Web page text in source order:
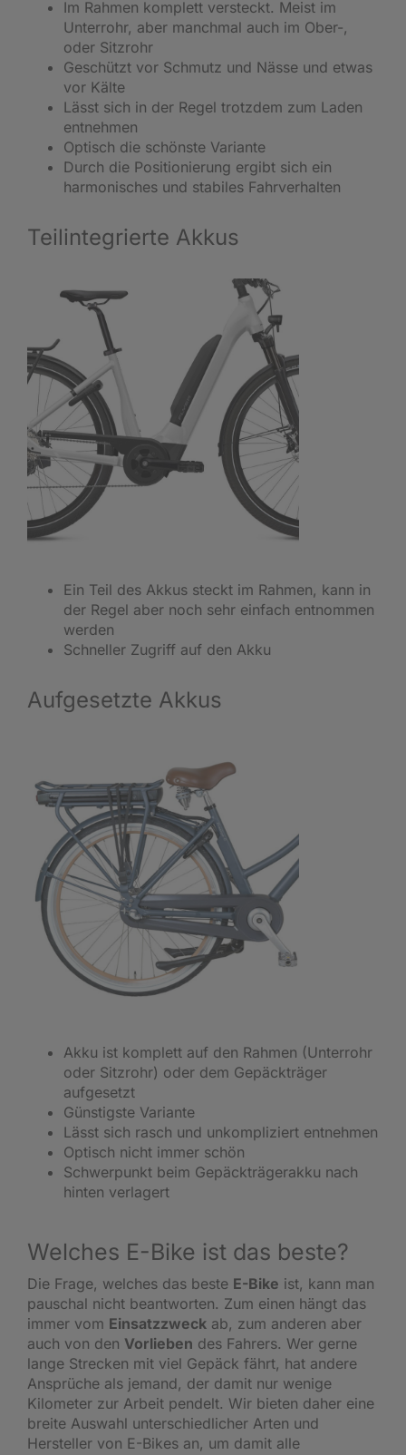
Im Rahmen komplett versteckt. Meist im
Unterrohr, aber manchmal auch im Ober-,
oder Sitzrohr
Geschützt vor Schmutz und Nässe und etwas
vor Kälte
Lässt sich in der Regel trotzdem zum Laden
entnehmen
Optisch die schönste Variante
Durch die Positionierung ergibt sich ein
harmonisches und stabiles Fahrverhalten
Teilintegrierte Akkus
Ein Teil des Akkus steckt im Rahmen, kann in
der Regel aber noch sehr einfach entnommen
werden
Schneller Zugriff auf den Akku
Aufgesetzte Akkus
Akku ist komplett auf den Rahmen (Unterrohr
oder Sitzrohr) oder dem Gepäckträger
aufgesetzt
Günstigste Variante
Lässt sich rasch und unkompliziert entnehmen
Optisch nicht immer schön
Schwerpunkt beim Gepäckträgerakku nach
hinten verlagert
Welches E-Bike ist das beste?
Die Frage, welches das beste E-Bike ist, kann man
pauschal nicht beantworten. Zum einen hängt das
immer vom Einsatzzweck ab, zum anderen aber
auch von den Vorlieben des Fahrers. Wer gerne
lange Strecken mit viel Gepäck fährt, hat andere
Ansprüche als jemand, der damit nur wenige
Kilometer zur Arbeit pendelt. Wir bieten daher eine
breite Auswahl unterschiedlicher Arten und
Hersteller von E-Bikes an, um damit alle